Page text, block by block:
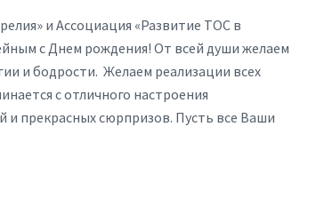
и Ассоциация «Развитие ТОС в
с Днем рождения! От всей души желаем
и бодрости. Желаем реализации всех
с отличного настроения
и прекрасных сюрпризов. Пусть все Ваши